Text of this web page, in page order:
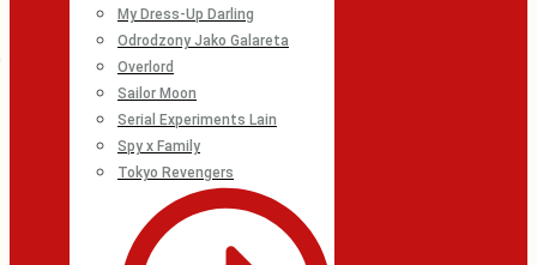
My Dress-Up Darling
Odrodzony Jako Galareta
Overlord
Sailor Moon
Serial Experiments Lain
Spy x Family
Tokyo Revengers